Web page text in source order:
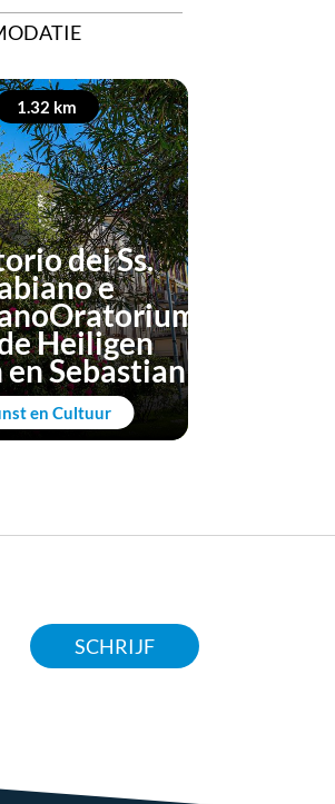
1.32 km
en Cultuur
dei Ss.
e
Heiligen
Sebastian
SCHRIJF